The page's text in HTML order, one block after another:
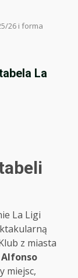
26 i forma
La
La Ligi
z miasta
miejsc,